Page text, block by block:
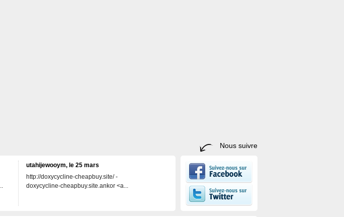
utahijewooym, le 25 mars
http://doxycycline-cheapbuy.site/ -
doxycycline-cheapbuy.site.ankor <a...
Nous suivre